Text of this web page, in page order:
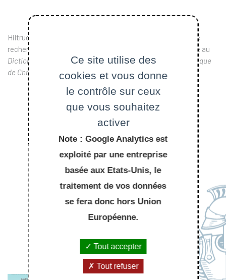
Hiltrud Gerner, docteur en langue française, est chargée de
recherche à l'ATILF CNRS / Nancy-Université. Elle collabore au
Dictionnaire du Moyen Françaiset auDictionnaire Electronique
de Chrétien de Troyes.
À LIRE AUSSI
Ce site utilise des
cookies et vous donne
le contrôle sur ceux
que vous souhaitez
activer
Note : Google Analytics est
exploité par une entreprise
basée aux Etats-Unis, le
traitement de vos données
se fera donc hors Union
Européenne.
Tout accepter
Tout refuser